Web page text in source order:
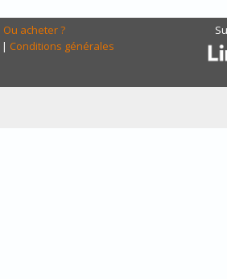
Ou acheter ?
| Conditions générales